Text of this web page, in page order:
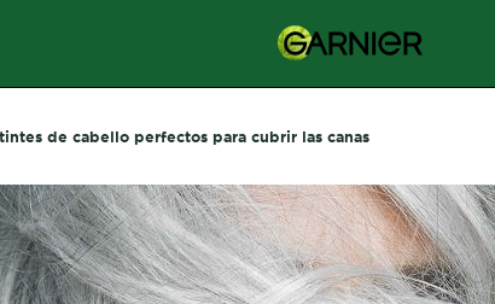
de cabello perfectos para cubrir las canas